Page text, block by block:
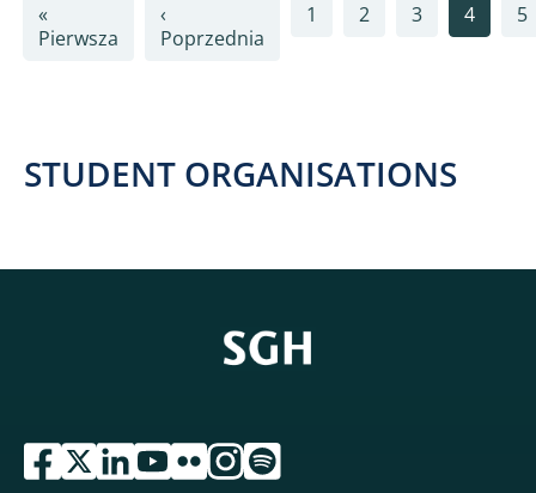
«
Pierwsza First page
‹
Poprzednia
1 2 3 4 5
STUDENT ORGANISATIONS
przejdź do serwisu facebook sgh
przejdź do serwisu twitter sgh
przejdź do serwisu linkedin sgh
przejdź do serwisu youtube sgh
przejdź do serwisu flickr sgh
przejdź do serwisu instagram sgh
przejdź do serwisu spotify sgh